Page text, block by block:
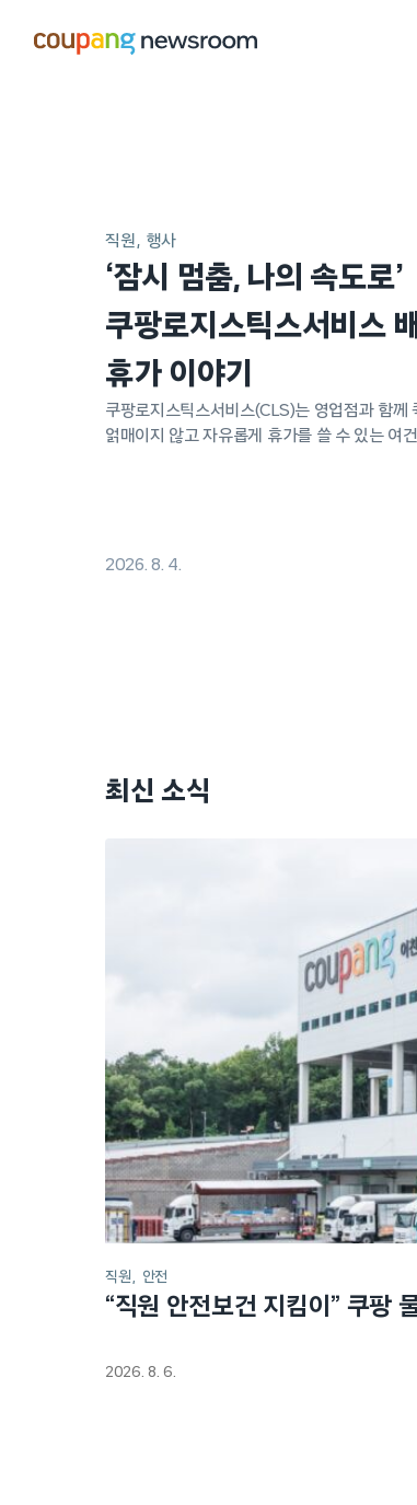
직원 행사
‘잠시 멈춤, 나의 속도로’
쿠팡로지스틱스서비스
휴가 이야기
쿠팡로지스틱스서비스(CLS)는 영업점과 함께
얽매이지 않고 자유롭게 휴가를 쓸 수 있는 여
2026. 8. 4.
최신 소식
직원 안전
“직원 안전보건 지킴이” 쿠팡
2026. 8. 6.